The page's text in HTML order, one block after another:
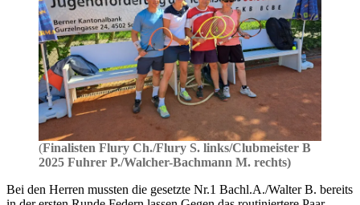
(Finalisten Flury Ch./Flury S. links/Clubmeister B
2025 Fuhrer P./Walcher-Bachmann M. rechts)
Bei den Herren mussten die gesetzte Nr.1 Bachl.A./Walter B. bereits